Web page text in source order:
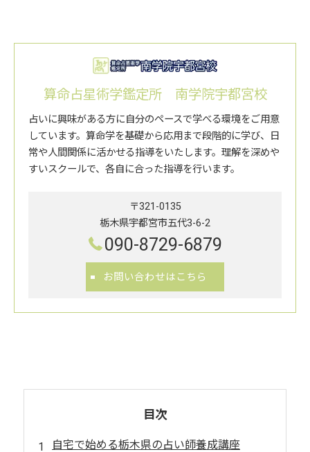
算命占星術学鑑定所 南学院宇都宮校
占いに興味がある方に自分のペースで学べる環境をご用意
しています。算命学を基礎から応用まで段階的に学び、日
常や人間関係に活かせる指導をいたします。理解を深めや
すいスクールで、各自に合った指導を行います。
〒321-0135
栃木県宇都宮市五代3-6-2
090-8729-6879
お問い合わせはこちら
目次
自宅で始める栃木県の占い師養成講座